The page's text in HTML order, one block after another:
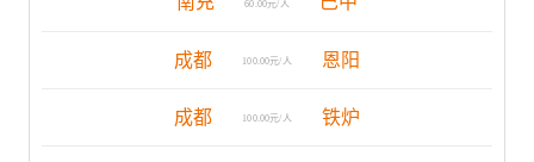
60.00元/人
成都 100.00元/人 恩阳
成都 100.00元/人 铁炉